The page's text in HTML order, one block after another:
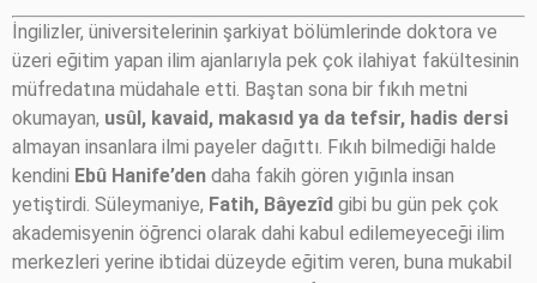
İngilizler, üniversitelerinin şarkiyat bölümlerinde doktora ve
üzeri eğitim yapan ilim ajanlarıyla pek çok ilahiyat fakültesinin
müfredatına müdahale etti. Baştan sona bir fıkıh metni
okumayan, usûl, kavaid, makasıd ya da tefsir, hadis dersi
almayan insanlara ilmi payeler dağıttı. Fıkıh bilmediği halde
kendini Ebû Hanife’den daha fakih gören yığınla insan
yetiştirdi. Süleymaniye, Fatih, Bâyezîd gibi bu gün pek çok
akademisyenin öğrenci olarak dahi kabul edilemeyeceği ilim
merkezleri yerine ibtidai düzeyde eğitim veren, buna mukabil